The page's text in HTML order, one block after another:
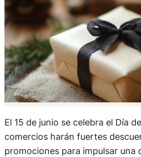
El 15 de junio se celebra el Día
comercios harán fuertes
promociones para impulsar una